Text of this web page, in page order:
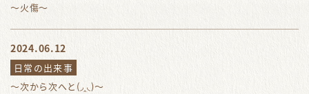
～火傷～
2024.06.12
日常の出来事
～次から次へと(◞‸◟)～